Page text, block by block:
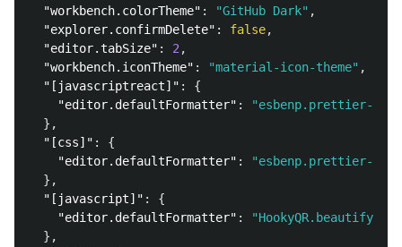
"workbench.colorTheme" : "GitHub Dark" ,
"explorer.confirmDelete" : false,
"editor.tabSize" : 2 ,
"workbench.iconTheme" : "material-icon-theme" ,
"[javascriptreact]" :
{
"editor.defaultFormatter" :
"esbenp.prettier-
},
"[css]" :
{
"editor.defaultFormatter" :
"esbenp.prettier-
},
"[javascript]" :
{
"editor.defaultFormatter" :
"HookyQR.beautify"
},